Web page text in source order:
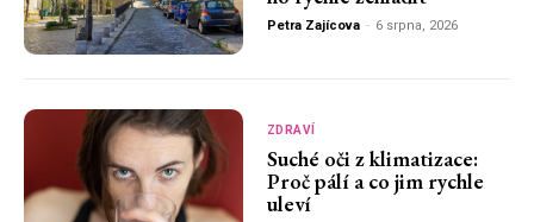
Petra Zajícova - 6 srpna, 2026
ZDRAVÍ
Suché oči z klimatizace:
Proč pálí a co jim rychle
uleví